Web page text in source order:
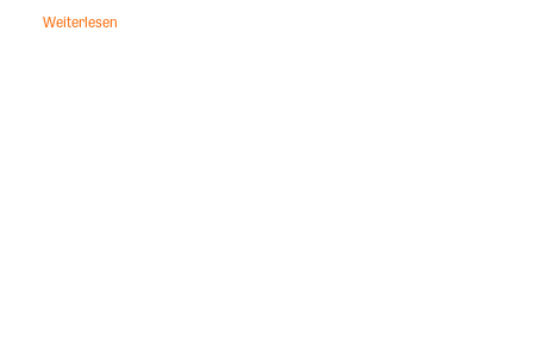
Weiterlesen